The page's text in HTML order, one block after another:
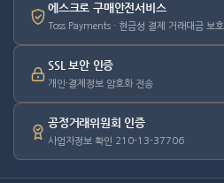
에스크로 구매안전서비스
Toss Payments · 현금성 결제 거래대금 보호
SSL 보안 인증
개인·결제정보 암호화 전송
공정거래위원회 인증
사업자정보 확인 210-13-37706